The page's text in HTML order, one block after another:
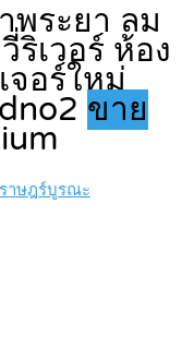
พระยา ลม
ริเวอร์ ห้อง
จอร์ใหม่
ขาย
าษฎร์บูรณะ